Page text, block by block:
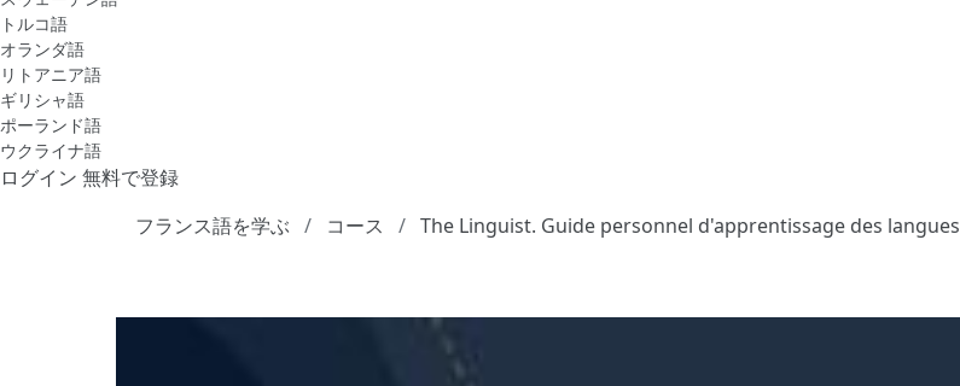
トルコ語
オランダ語
リトアニア語
ギリシャ語
ポーランド語
ウクライナ語
ログイン 無料で登録
フランス語を学ぶ
コース The Linguist. Guide personnel d'apprentissage des langues